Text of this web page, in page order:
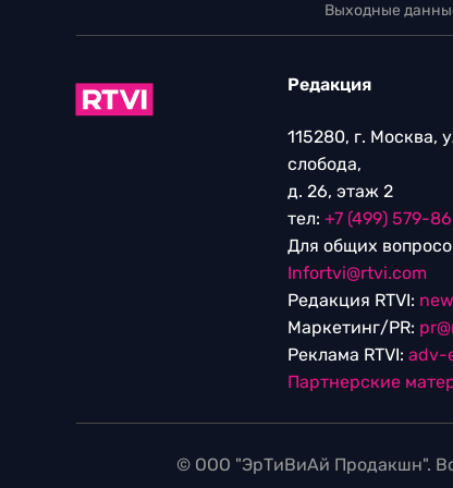
Выходные
Редакция
115280, г. Москва,
слобода,
д. 26, этаж 2
тел: +7 (499) 579-
Для общих
Infortvi@rtvi.com
Редакция RTVI:
Маркетинг/PR:
Реклама RTVI: adv-
Партнерские
© ООО "ЭрТиВиАй Продакшн".